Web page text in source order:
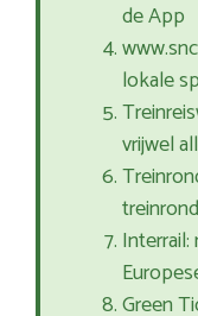
de App
lokale
vrijwel
Green